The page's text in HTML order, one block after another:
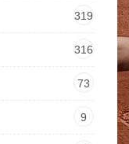
319
316
73
9